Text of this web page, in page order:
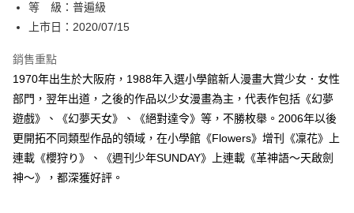
１．於結帳方式選擇「AFTEE先享後付」後，將跳轉至「AFTEE先享後付」
結帳頁面，進行簡訊認證並確認金額後，即可完成結帳。
２．訂單成立數日內，您將收到繳費通知簡訊。
ATM／網路銀行／等多元方式進行付款，方視為交易完成。
※ 請注意：結帳手續完成當下不需立刻繳費，但若您需要取消訂單，請聯絡
購買商品的店家。未經商家同意取消之訂單仍視為有效，需透過AFTEE先享
後付繳納相關費用。
※ 交易是否成功請以「AFTEE先享後付 」之結帳頁面顯示為準，若有關於
是否繳費成功／繳費後需取消欲退款等相關疑問，請聯繫「AFTEE先享後付
【注意事項】
付款後全家取貨
每筆NT$80，滿NT$500(含以上)免運費
付款後萊爾富取貨
每筆NT$80，滿NT$500(含以上)免運費
7-11取貨付款
等 級：普遍級
上市日：2020/07/15
銷售重點
1970年出生於大阪府，1988年入選小學館新人漫畫大賞少女．女性
部門，翌年出道，之後的作品以少女漫畫為主，代表作包括《幻夢
遊戲》、《幻夢天女》、《絕對達令》等，不勝枚舉。2006年以後
更開拓不同類型作品的領域，在小學館《Flowers》增刊《凜花》上
連載《櫻狩り》、《週刊少年SUNDAY》上連載《革神語～天啟劍
神～》，都深獲好評。